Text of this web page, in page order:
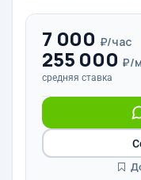
7 000 ₽/час
255 000 ₽/
средняя ставка